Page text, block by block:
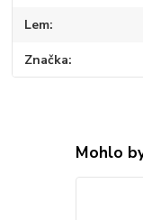
Lem
Značka
Mohlo